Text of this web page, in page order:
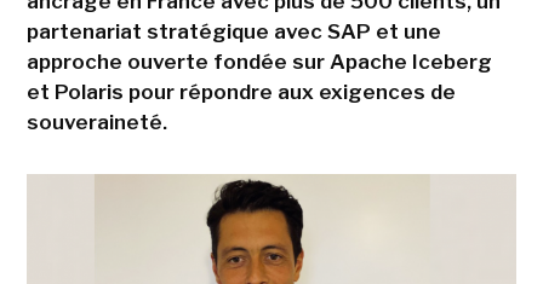
partenariat stratégique avec SAP et une
approche ouverte fondée sur Apache Iceberg
et Polaris pour répondre aux exigences de
souveraineté.